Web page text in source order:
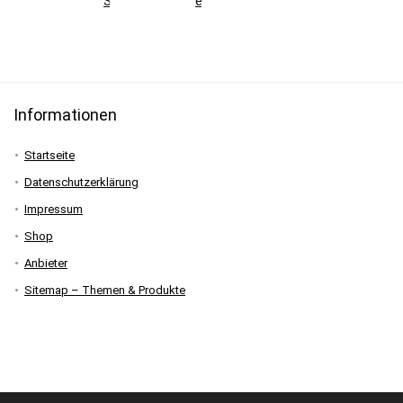
Informationen
Startseite
Datenschutzerklärung
Impressum
Shop
Anbieter
Sitemap – Themen & Produkte